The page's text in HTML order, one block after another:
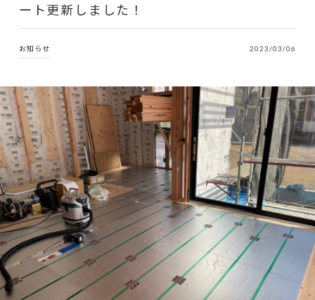
ート更新しました！
お知らせ 2023/03/06